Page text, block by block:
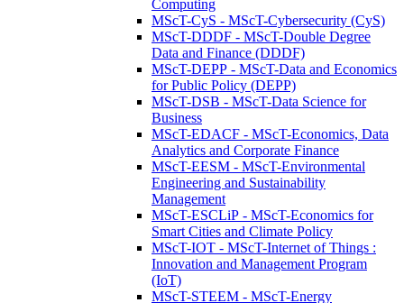
Computing
MScT-CyS - MScT-Cybersecurity (CyS)
MScT-DDDF - MScT-Double Degree
Data and Finance (DDDF)
MScT-DEPP - MScT-Data and Economics
for Public Policy (DEPP)
MScT-DSB - MScT-Data Science for
Business
MScT-EDACF - MScT-Economics, Data
Analytics and Corporate Finance
MScT-EESM - MScT-Environmental
Engineering and Sustainability
Management
MScT-ESCLiP - MScT-Economics for
Smart Cities and Climate Policy
MScT-IOT - MScT-Internet of Things :
Innovation and Management Program
(IoT)
MScT-STEEM - MScT-Energy